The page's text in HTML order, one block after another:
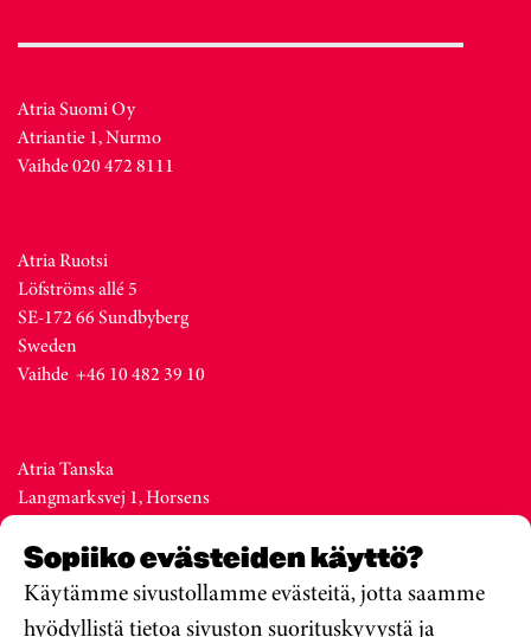
Sopiiko evästeiden käyttö?
Käytämme sivustollamme evästeitä, jotta saamme
hyödyllistä tietoa sivuston suorituskyvystä ja
Atria Suomi Oy
Atriantie 1, Nurmo
Vaihde 020 472 8111
Atria Ruotsi
Löfströms allé 5
SE-172 66 Sundbyberg
Sweden
Vaihde +46 10 482 39 10
Atria Tanska
Langmarksvej 1, Horsens
Denmark
Vaihde +45 76 28 25 00